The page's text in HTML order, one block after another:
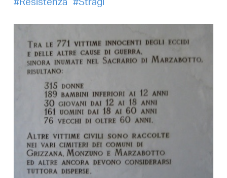
Resistenza
Stragi